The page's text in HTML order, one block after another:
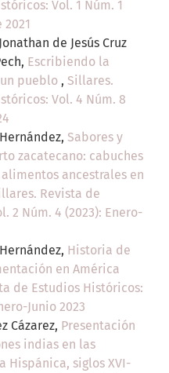
Vol. 1 Núm. 1
de Jesús Cruz
Escribiendo la
pueblo , Sillares.
Vol. 4 Núm. 8
Sabores y
zacatecano: cabuches
ancestrales en
Revista de
2 Núm. 4 (2023): Enero-
Historia de
en América
de Estudios Históricos:
Junio 2023
Cázarez, Presentación
indias en las
Hispánica, siglos XVI-